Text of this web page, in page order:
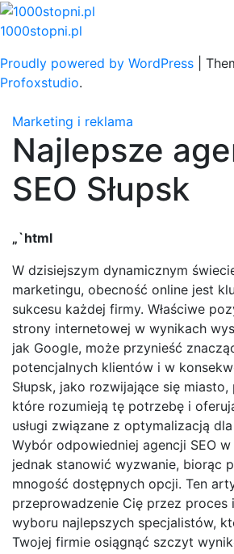
Skip
to
1000stopni.pl
Proudly powered by WordPress
Profoxstudio.
Marketing i reklama
Najlepsze
SEO Słupsk
„`html
W dzisiejszym dynamicznym
marketingu, obecność online jest
sukcesu każdej firmy. Właściwe
strony internetowej w wynikach
jak Google, może przynieść
potencjalnych klientów i w
Słupsk, jako rozwijające się
które rozumieją tę potrzebę i
usługi związane z optymalizacją
Wybór odpowiedniej agencji SEO w
jednak stanowić wyzwanie, biorąc
mnogość dostępnych opcji. Ten
przeprowadzenie Cię przez proces
wyboru najlepszych specjalistów,
Twojej firmie osiągnąć szczyt